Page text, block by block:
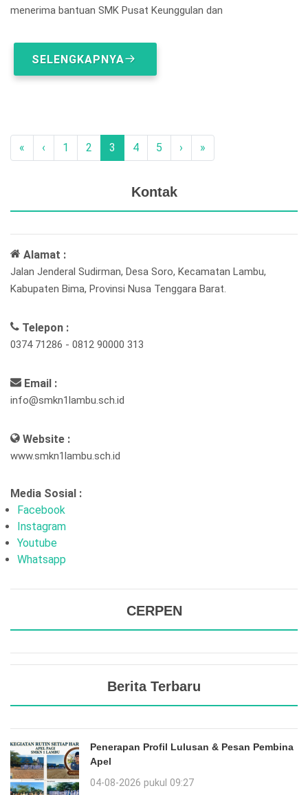
Kontak
Alamat :
Jalan Jenderal Sudirman, Desa Soro, Kecamatan Lambu,
Kabupaten Bima, Provinsi Nusa Tenggara Barat.
Telepon :
0374 71286 - 0812 90000 313
Email :
info@smkn1lambu.sch.id
Website :
www.smkn1lambu.sch.id
Media Sosial :
Facebook
Instagram
Youtube
Whatsapp
CERPEN
Berita Terbaru
Penerapan Profil Lulusan & Pesan Pembina
Apel
04-08-2026 pukul 09:27
menerima bantuan SMK Pusat Keunggulan dan
SELENGKAPNYA
« ‹ 1 2 3 4 5 › »